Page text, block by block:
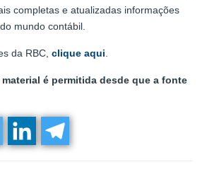
completas e atualizadas informações
mundo contábil.
da RBC, clique aqui
é permitida desde que a fonte